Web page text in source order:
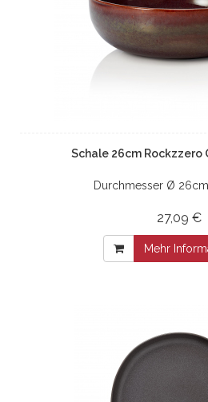
Schale 26cm Rockzzero
Durchmesser Ø
27,09 €
Mehr